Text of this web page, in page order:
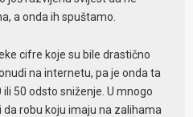
a onda ih spuštamo.
cifre koje su bile drastično
na internetu, pa je onda ta
50 odsto sniženje. U mnogo
robu koju imaju na zalihama